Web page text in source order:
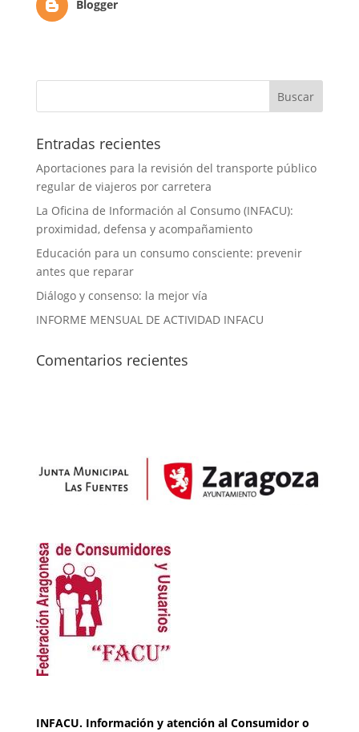
Blogger
Entradas recientes
Aportaciones para la revisión del transporte público
regular de viajeros por carretera
La Oficina de Información al Consumo (INFACU):
proximidad, defensa y acompañamiento
Educación para un consumo consciente: prevenir
antes que reparar
Diálogo y consenso: la mejor vía
INFORME MENSUAL DE ACTIVIDAD INFACU
Comentarios recientes
INFACU. Información y atención al Consumidor o